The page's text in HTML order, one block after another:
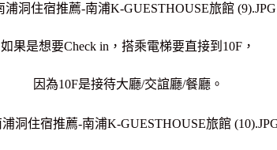
如果是想要Check in，搭乘電梯要直接到10F，
因為10F是接待大廳/交誼廳/餐廳。